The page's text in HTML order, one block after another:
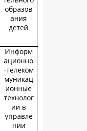
образов
ания
детей
Информ
ационно
-телеком
муникац
ионные
технолог
ии в
управле
нии